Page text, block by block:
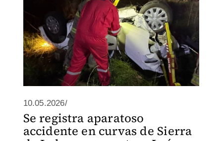
10.05.2026/
Se registra aparatoso
accidente en curvas de Sierra